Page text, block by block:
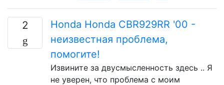
2
Honda Honda CBR929RR '00 -
неизвестная проблема,
помогите!
Извините за двусмысленность здесь .. Я
не уверен, что проблема с моим